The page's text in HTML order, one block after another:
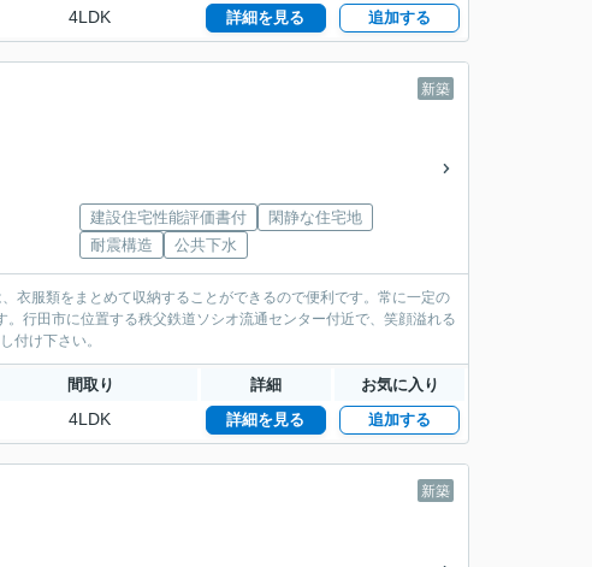
4LDK 詳細を見る 追加する
新築
建設住宅性能評価書付
閑静な住宅地
耐震構造
公共下水
衣服類をまとめて収納することができるので便利です。常に一定の
行田市に位置する秩父鉄道ソシオ流通センター付近で、笑顔溢れる
付け下さい。
間取り 詳細 お気に入り
4LDK 詳細を見る 追加する
新築